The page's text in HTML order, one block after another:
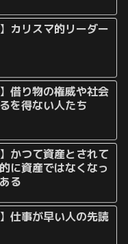
カリスマ的リーダー
借り物の権威や社会
を得ない人たち
かつて資産とされて
に資産ではなくなっ
る
仕事が早い人の先読